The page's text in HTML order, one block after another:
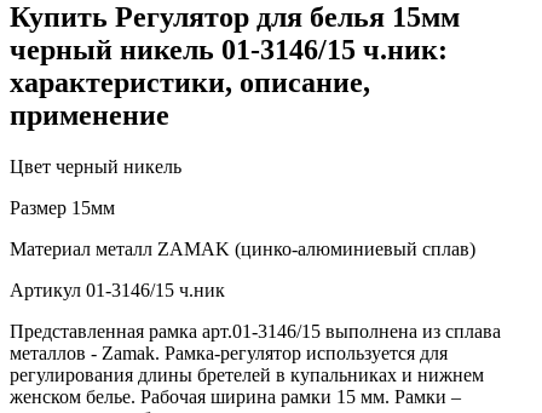
Купить Регулятор для белья 15мм
черный никель 01-3146/15 ч.ник:
характеристики, описание,
применение
Цвет черный никель
Размер 15мм
Материал металл ZAMAK (цинко-алюминиевый сплав)
Артикул 01-3146/15 ч.ник
Представленная рамка арт.01-3146/15 выполнена из сплава
металлов - Zamak. Рамка-регулятор используется для
регулирования длины бретелей в купальниках и нижнем
женском белье. Рабочая ширина рамки 15 мм. Рамки –